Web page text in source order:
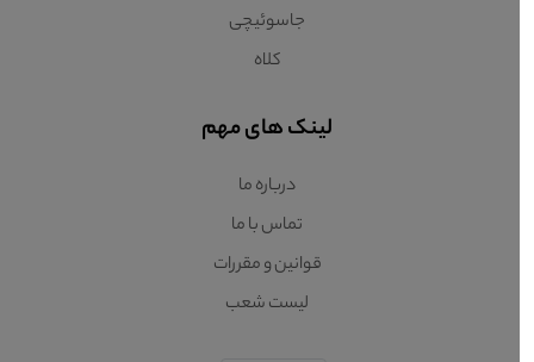
جاسوئیچی
کلاه
لینک های مهم
درباره ما
تماس با ما
قوانین و مقررات
لیست شعب